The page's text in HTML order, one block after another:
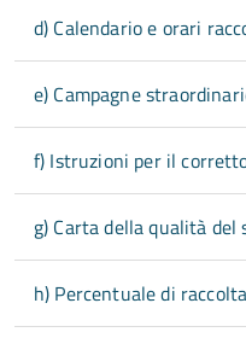
d) Calendario e orari
e) Campagne
f) Istruzioni per il
g) Carta della qualità del
h) Percentuale di